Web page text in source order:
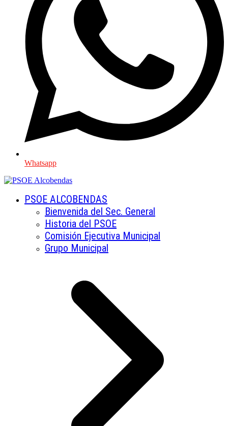
Whatsapp
PSOE ALCOBENDAS
Bienvenida del Sec. General
Historia del PSOE
Comisión Ejecutiva Municipal
Grupo Municipal